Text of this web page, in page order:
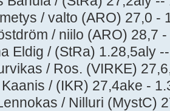
/ valto (ARO) 27,0 -
/ niilo (ARO) 28,7
Eldig / (StRa) 1.28,5aly
/ Ros. (VIRKE)
/ (IKR) 27,4ake -
/ Nilluri (MystC)